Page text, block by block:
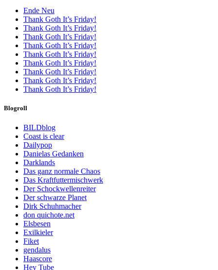
Ende Neu
Thank Goth It’s Friday!
Thank Goth It’s Friday!
Thank Goth It’s Friday!
Thank Goth It’s Friday!
Thank Goth It’s Friday!
Thank Goth It’s Friday!
Thank Goth It’s Friday!
Thank Goth It’s Friday!
Thank Goth It’s Friday!
Blogroll
BILDblog
Coast is clear
Dailypop
Danielas Gedanken
Darklands
Das ganz normale Chaos
Das Kraftfuttermischwerk
Der Schockwellenreiter
Der schwarze Planet
Dirk Schuhmacher
don quichote.net
Elsbesen
Exilkieler
Fiket
gendalus
Haascore
Hey Tube